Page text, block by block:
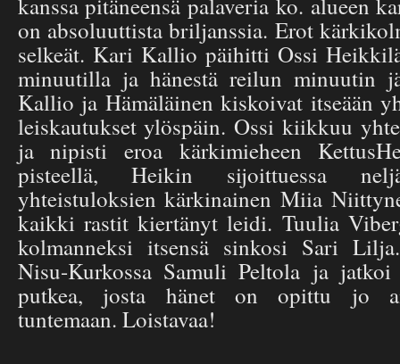
on absoluuttista briljanssia. Erot
selkeät. Kari Kallio päihitti Ossi
minuutilla ja hänestä reilun minuutin
Kallio ja Hämäläinen kiskoivat itseään
leiskautukset ylöspäin. Ossi kiikkuu
ja nipisti eroa kärkimieheen
pisteellä, Heikin sijoittuessa
yhteistuloksien kärkinainen Miia
kaikki rastit kiertänyt leidi. Tuulia
kolmanneksi itsensä sinkosi Sari
Nisu-Kurkossa Samuli Peltola ja jatkoi
putkea, josta hänet on opittu jo
tuntemaan. Loistavaa!